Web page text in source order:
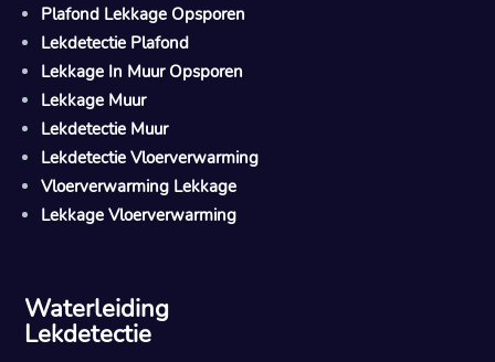
Plafond Lekkage Opsporen
Lekdetectie Plafond
Lekkage In Muur Opsporen
Lekkage Muur
Lekdetectie Muur
Lekdetectie Vloerverwarming
Vloerverwarming Lekkage
Lekkage Vloerverwarming
Waterleiding
Lekdetectie